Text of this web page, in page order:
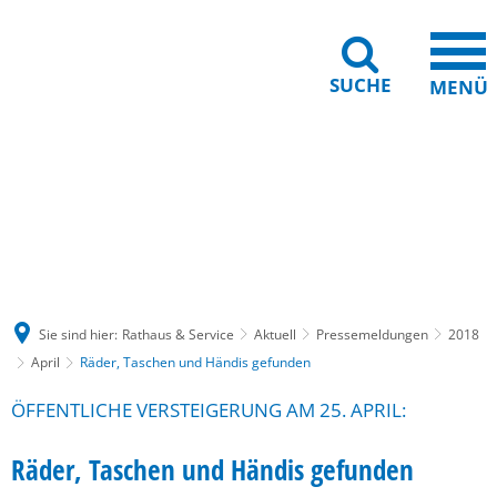
SUCHE MENÜ
Sie sind hier: Rathaus & Service Aktuell Pressemeldungen
2018
April
Räder, Taschen und Händis gefunden
ÖFFENTLICHE VERSTEIGERUNG AM 25. APRIL:
Räder, Taschen und Händis gefunden